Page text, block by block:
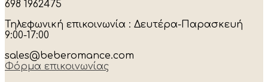
698 1962475
Τηλεφωνική επικοινωνία : Δευτέρα-Παρασκευή
9:00-17:00
sales@beberomance.com
Φόρμα επικοινωνίας